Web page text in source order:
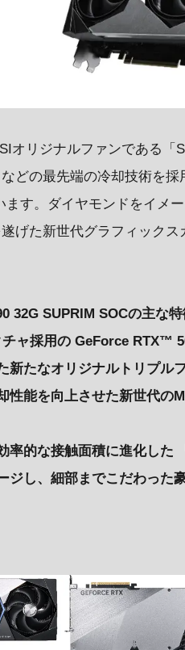
オリジナルファンである「
どの最先端の冷却技術を
ます。ダイヤモンドをイメ
げた新世代グラフィック
32G SUPRIM SOCの主な特
ャ採用の GeForce RTX™
新たなオリジナルトリプル
性能を向上させた新世代の
率的な接触面積に進化した
ジし、細部までこだわった